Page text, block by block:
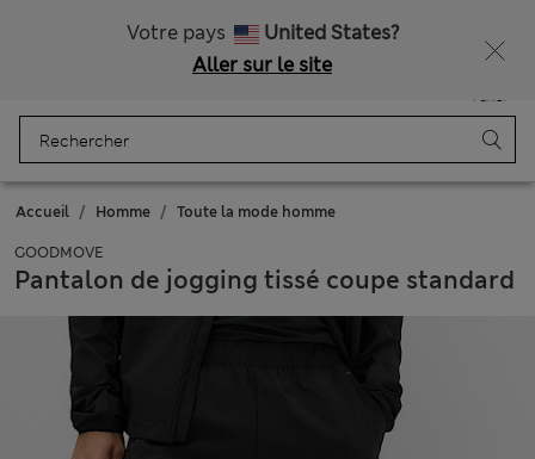
Votre pays
United States?
Aller sur le site
Panier
Accueil Homme Toute la mode homme
GOODMOVE
Pantalon de jogging tissé coupe standard